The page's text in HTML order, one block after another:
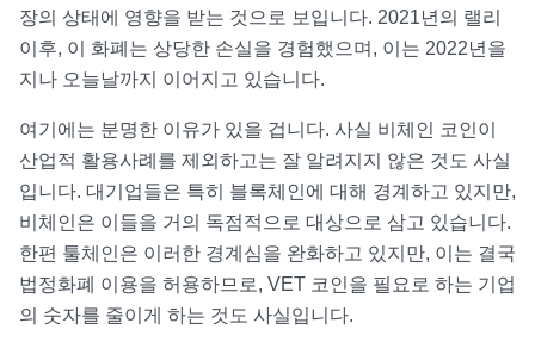
장의 상태에 영향을 받는 것으로 보입니다. 2021년의 랠리
이후, 이 화폐는 상당한 손실을 경험했으며, 이는 2022년을
지나 오늘날까지 이어지고 있습니다.
여기에는 분명한 이유가 있을 겁니다. 사실 비체인 코인이
산업적 활용사례를 제외하고는 잘 알려지지 않은 것도 사실
입니다. 대기업들은 특히 블록체인에 대해 경계하고 있지만,
비체인은 이들을 거의 독점적으로 대상으로 삼고 있습니다.
한편 툴체인은 이러한 경계심을 완화하고 있지만, 이는 결국
법정화폐 이용을 허용하므로, VET 코인을 필요로 하는 기업
의 숫자를 줄이게 하는 것도 사실입니다.